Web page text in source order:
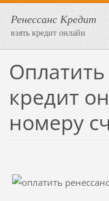
Ренессанс Кредит
взять кредит онлайн
кредит
номеру